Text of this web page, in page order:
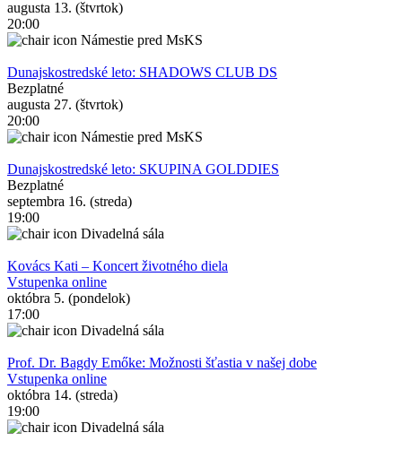
augusta 13. (štvrtok)
20:00
Námestie pred MsKS
Dunajskostredské leto: SHADOWS CLUB DS
Bezplatné
augusta 27. (štvrtok)
20:00
Námestie pred MsKS
Dunajskostredské leto: SKUPINA GOLDDIES
Bezplatné
septembra 16. (streda)
19:00
Divadelná sála
Kovács Kati – Koncert životného diela
Vstupenka online
októbra 5. (pondelok)
17:00
Divadelná sála
Prof. Dr. Bagdy Emőke: Možnosti šťastia v našej dobe
Vstupenka online
októbra 14. (streda)
19:00
Divadelná sála